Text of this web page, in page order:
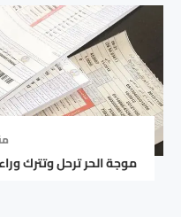
موجة الحر ترحل وتترك